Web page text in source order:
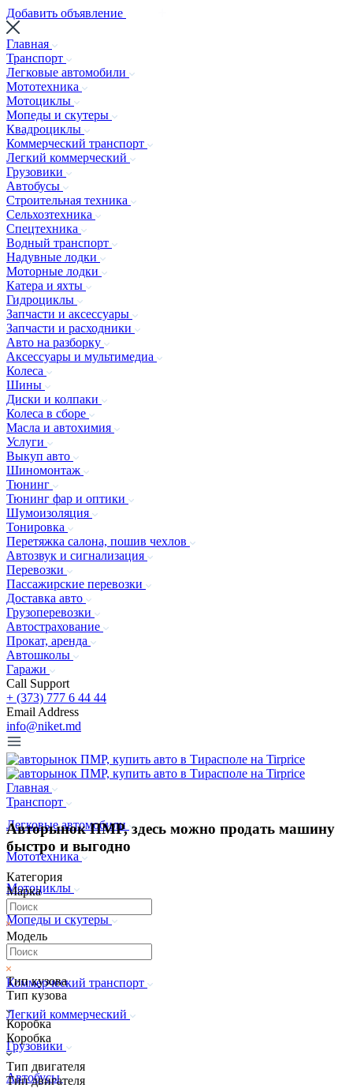
Добавить объявление
Главная
Транспорт
Легковые автомобили
Мототехника
Мотоциклы
Мопеды и скутеры
Квадроциклы
Коммерческий транспорт
Легкий коммерческий
Грузовики
Автобусы
Строительная техника
Сельхозтехника
Спецтехника
Водный транспорт
Надувные лодки
Моторные лодки
Катера и яхты
Гидроциклы
Запчасти и аксессуары
Запчасти и расходники
Авто на разборку
Аксессуары и мультимедиа
Колеса
Шины
Диски и колпаки
Колеса в сборе
Масла и автохимия
Услуги
Выкуп авто
Шиномонтаж
Тюнинг
Тюнинг фар и оптики
Шумоизоляция
Тонировка
Перетяжка салона, пошив чехлов
Автозвук и сигнализация
Перевозки
Пассажирские перевозки
Доставка авто
Грузоперевозки
Автострахование
Прокат, аренда
Автошколы
Гаражи
Call Support
+ (373) 777 6 44 44
Email Address
info@niket.md
Главная
Транспорт
Легковые автомобили
Мототехника
Мотоциклы
Мопеды и скутеры
Квадроциклы
Коммерческий транспорт
Легкий коммерческий
Грузовики
Автобусы
Авторынок ПМР, здесь можно продать машину
быстро и выгодно
Категория
Марка
Модель
Тип кузова
Тип кузова
Коробка
Коробка
Тип двигателя
Тип двигателя